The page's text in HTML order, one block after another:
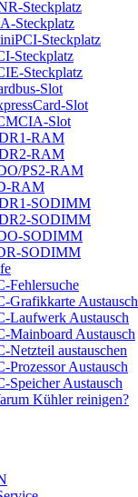
Steckplatz
Steckplatz
Steckplatz
Steckplatz
Steckplatz
Slot
Slot
Slot
RAM
RAM
PS2-RAM
RAM
SODIMM
SODIMM
SODIMM
SODIMM
Fehlersuche
Grafikkarte Austausch
Laufwerk Austausch
Mainboard Austausch
Netzteil austauschen
Prozessor Austausch
Speicher Austausch
Kühler reinigen?